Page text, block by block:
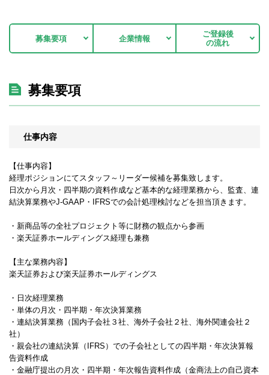
募集要項 企業情報
ご登録後
の流れ
募集要項
仕事内容
【仕事内容】
経理ポジションにてスタッフ～リーダー候補を募集致します。
日次から月次・四半期の資料作成など基本的な経理業務から、監査、連
結決算業務やJ-GAAP・IFRSでの会計処理検討などを担当頂きます。
・新商品等の全社プロジェクト等に財務の観点から参画
・楽天証券ホールディングス経理も兼務
【主な業務内容】
楽天証券および楽天証券ホールディングス
・日次経理業務
・単体の月次・四半期・年次決算業務
・連結決算業務（国内子会社３社、海外子会社２社、海外関連会社２
社）
・親会社の連結決算（IFRS）での子会社としての四半期・年次決算報
告資料作成
・金融庁提出の月次・四半期・年次報告資料作成（金商法上の自己資本